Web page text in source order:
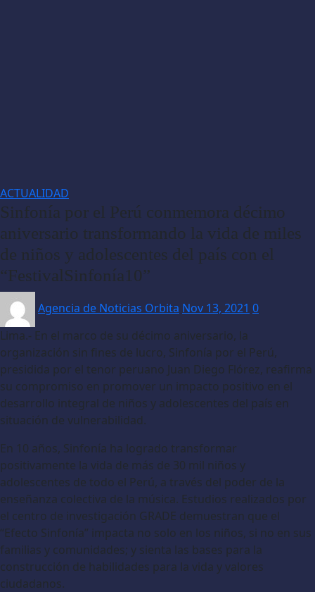
ACTUALIDAD
Sinfonía por el Perú conmemora décimo
aniversario transformando la vida de miles
de niños y adolescentes del país con el
“FestivalSinfonía10”
Agencia de Noticias Orbita Nov 13, 2021 0
Lima.- En el marco de su décimo aniversario, la
organización sin fines de lucro, Sinfonía por el Perú,
presidida por el tenor peruano Juan Diego Flórez, reafirma
su compromiso en promover un impacto positivo en el
desarrollo integral de niños y adolescentes del país en
situación de vulnerabilidad.
En 10 años, Sinfonía ha logrado transformar
positivamente la vida de más de 30 mil niños y
adolescentes de todo el Perú, a través del poder de la
enseñanza colectiva de la música. Estudios realizados por
el centro de investigación GRADE demuestran que el
“Efecto Sinfonía” impacta no solo en los niños, si no en sus
familias y comunidades; y sienta las bases para la
construcción de habilidades para la vida y valores
ciudadanos.